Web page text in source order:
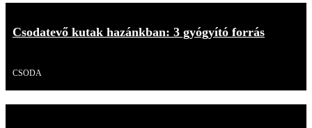
Csodatevő kutak hazánkban: 3 gyógyító forrás
CSODA